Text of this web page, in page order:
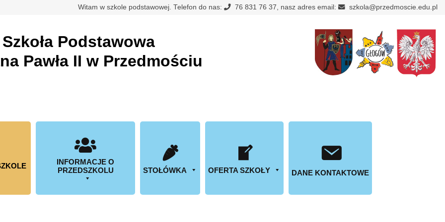
Witam w szkole podstawowej. Telefon do nas: 76 831 76 37, nasz adres email: szkola@przedmoscie.edu.pl
Szkoła Podstawowa
Pawła II w Przedmościu
INFORMACJE O
PRZEDSZKOLU
STOŁÓWKA OFERTA SZKOŁY DANE KONTAKTOWE